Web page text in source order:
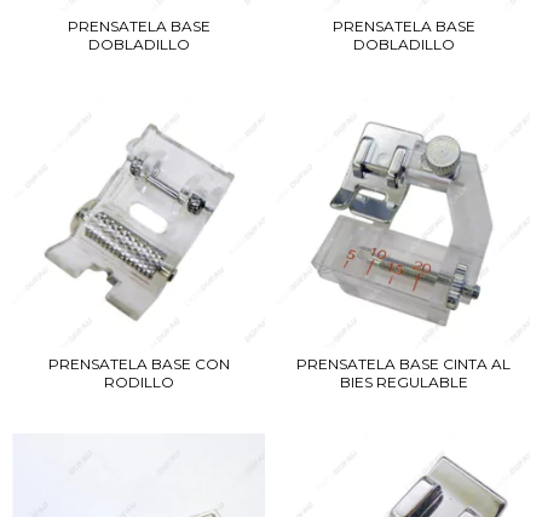
PRENSATELA BASE
DOBLADILLO
PRENSATELA BASE
DOBLADILLO
PRENSATELA BASE CON
RODILLO
PRENSATELA BASE CINTA AL
BIES REGULABLE